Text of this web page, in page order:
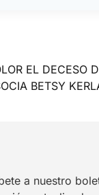
EL DECESO
BETSY
a nuestro